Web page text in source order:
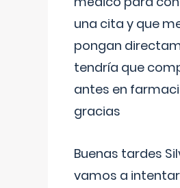
una cita y que
pongan
tendría que
antes en
gracias
Buenas tardes
vamos a intentar